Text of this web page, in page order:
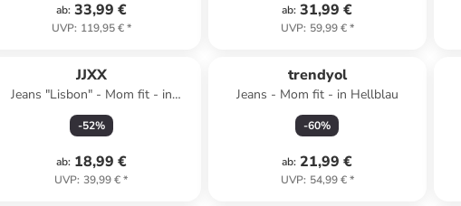
ab: 33,99 €
UVP: 119,95 €*
ab: 31,99 €
UVP: 59,99 €*
JJXX
Jeans "Lisbon" - Mom fit - in
Dunkelblau
-52%
ab: 18,99 €
UVP: 39,99 €*
trendyol
Jeans - Mom fit - in Hellblau
-60%
ab: 21,99 €
UVP: 54,99 €*